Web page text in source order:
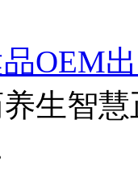
OEM
生智